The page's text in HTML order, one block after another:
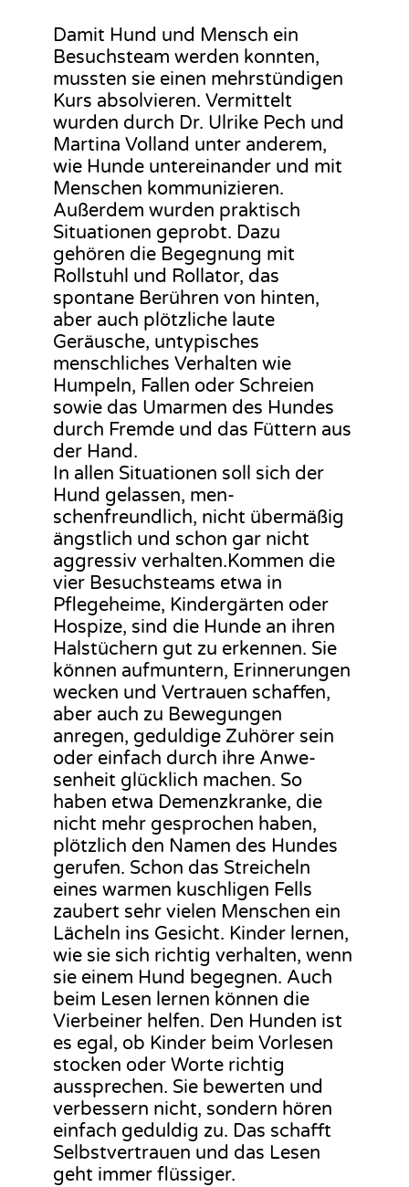
Damit Hund und Mensch ein
Besuchsteam werden konnten,
mussten sie einen mehrstündigen
Kurs absolvieren. Vermittelt
wurden durch Dr. Ulrike Pech und
Martina Volland unter anderem,
wie Hunde untereinander und mit
Menschen kommunizieren.
Außerdem wurden praktisch
Situationen geprobt. Dazu
gehören die Begegnung mit
Rollstuhl und Rollator, das
spontane Berühren von hinten,
aber auch plötzliche laute
Geräusche, untypisches
menschliches Verhalten wie
Humpeln, Fallen oder Schreien
sowie das Umarmen des Hundes
durch Fremde und das Füttern aus
der Hand.
In allen Situationen soll sich der
Hund gelassen, men-
schenfreundlich, nicht übermäßig
ängstlich und schon gar nicht
aggressiv verhalten.Kommen die
vier Besuchsteams etwa in
Pflegeheime, Kindergärten oder
Hospize, sind die Hunde an ihren
Halstüchern gut zu erkennen. Sie
können aufmuntern, Erinnerungen
wecken und Vertrauen schaffen,
aber auch zu Bewegungen
anregen, geduldige Zuhörer sein
oder einfach durch ihre Anwe-
senheit glücklich machen. So
haben etwa Demenzkranke, die
nicht mehr gesprochen haben,
plötzlich den Namen des Hundes
gerufen. Schon das Streicheln
eines warmen kuschligen Fells
zaubert sehr vielen Menschen ein
Lächeln ins Gesicht. Kinder lernen,
wie sie sich richtig verhalten, wenn
sie einem Hund begegnen. Auch
beim Lesen lernen können die
Vierbeiner helfen. Den Hunden ist
es egal, ob Kinder beim Vorlesen
stocken oder Worte richtig
aussprechen. Sie bewerten und
verbessern nicht, sondern hören
einfach geduldig zu. Das schafft
Selbstvertrauen und das Lesen
geht immer flüssiger.